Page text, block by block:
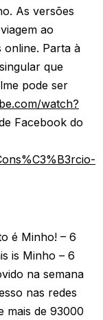
As versões
ao
online. Parta à
que
pode ser
watch?
Facebook do
é Minho! – 6
is Minho – 6
na semana
nas redes
mais de 93000